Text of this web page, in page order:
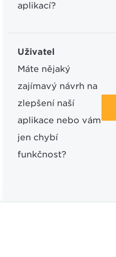
aplikací?
Uživatel
Máte nějaký
zajímavý návrh na
zlepšení naší
aplikace nebo vám
jen chybí
funkčnost?